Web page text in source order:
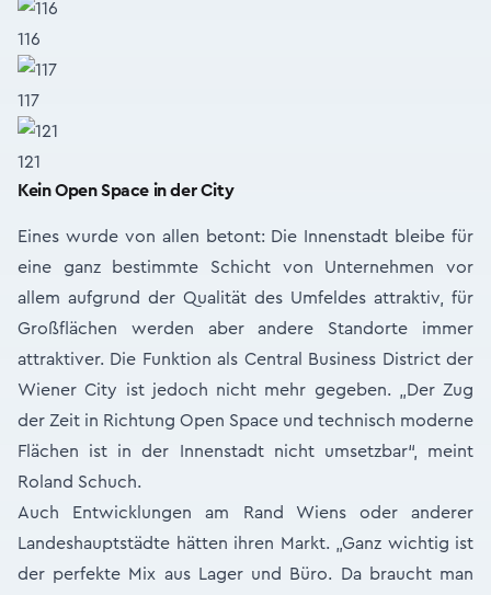
116
117
121
Kein Open Space in der City
Eines wurde von allen betont: Die Innenstadt bleibe für
eine ganz bestimmte Schicht von Unternehmen vor
allem aufgrund der Qualität des Umfeldes attraktiv, für
Großflächen werden aber andere Standorte immer
attraktiver. Die Funktion als Central Business District der
Wiener City ist jedoch nicht mehr gegeben. „Der Zug
der Zeit in Richtung Open Space und technisch moderne
Flächen ist in der Innenstadt nicht umsetzbar“, meint
Roland Schuch.
Auch Entwicklungen am Rand Wiens oder anderer
Landeshauptstädte hätten ihren Markt. „Ganz wichtig ist
der perfekte Mix aus Lager und Büro. Da braucht man